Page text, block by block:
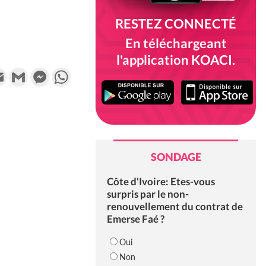
Email Gmail Messenger
RESTEZ CONNECTÉ
En téléchargeant
l'application KOACI.
SONDAGE
Côte d'Ivoire: Etes-vous
surpris par le non-
renouvellement du contrat de
Emerse Faé ?
Oui
Non